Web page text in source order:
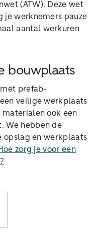
(ATW). Deze wet
je werknemers pauze
aantal werkuren
bouwplaats
prefab-
veilige werkplaats
materialen ook een
We hebben de
opslag en werkplaats
zorg je voor een